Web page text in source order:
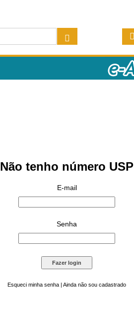
Não tenho número USP
E-mail
Senha
Esqueci minha senha | Ainda não sou cadastrado